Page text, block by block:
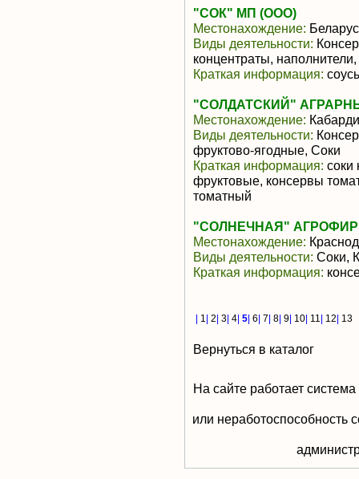
"СОК" МП (ООО)
Местонахождение:
Виды деятельности:
концентраты,
Краткая информация:
"СОЛДАТСКИЙ"
Местонахождение:
Виды деятельности:
фруктово-ягодные, Соки
Краткая информация: соки
фруктовые, консервы
томатный
"СОЛНЕЧНАЯ"
Местонахождение:
Виды деятельности: Соки,
Краткая информация:
1 2 3 4 5 6 7 8 9 10 11 12 13
Вернуться в каталог
На сайте работает
или неработоспособность